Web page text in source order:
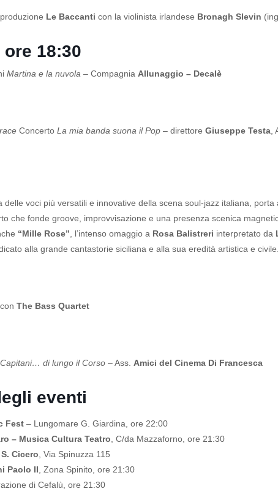
Le Baccanti con la violinista irlandese Bronagh Slevin
18:30
Martina e la nuvola – Compagnia Allunaggio – Decalè
Concerto La mia banda suona il Pop – direttore Giuseppe Testa ,
delle voci più versatili e innovative della scena soul‑jazz italiana,
che fonde groove, improvvisazione e una presenza scenica
“Mille Rose” , l’intenso omaggio a Rosa Balistreri interpretato da
alla grande cantastorie siciliana e alla sua eredità artistica e civile.
con The Bass Quartet
di lungo il Corso – Ass. Amici del Cinema Di Francesca
eventi
Fest – Lungomare G. Giardina, ore 22:00
– Musica Cultura Teatro , C/da Mazzaforno, ore 21:30
Cicero , Via Spinuzza 115
Paolo II , Zona Spinito, ore 21:30
di Cefalù, ore 21:30